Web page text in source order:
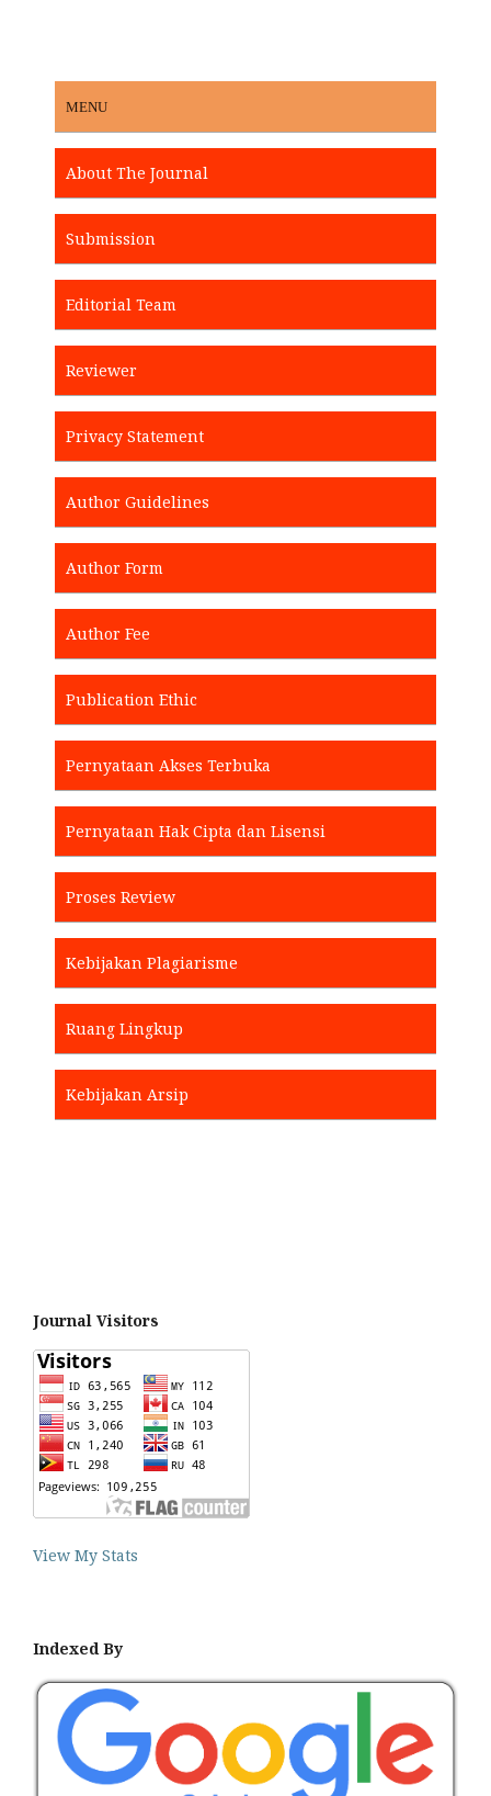
MENU
About The Journal
Submission
Editorial Team
Reviewer
Privacy Statement
Author Guidelines
Author Form
Author Fee
Publication Ethic
Pernyataan Akses Terbuka
Pernyataan Hak Cipta dan Lisensi
Proses Review
Kebijakan Plagiarisme
Ruang Lingkup
Kebijakan Arsip
Journal Visitors
View My Stats
Indexed By